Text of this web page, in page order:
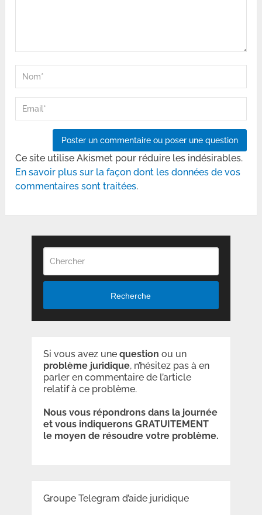
Ce site utilise Akismet pour réduire les indésirables.
En savoir plus sur la façon dont les données de vos
commentaires sont traitées.
Recherche
Si vous avez une question ou un
problème juridique, n’hésitez pas à en
parler en commentaire de l’article
relatif à ce problème.
Nous vous répondrons dans la journée
et vous indiquerons GRATUITEMENT
le moyen de résoudre votre problème.
Groupe Telegram d’aide juridique